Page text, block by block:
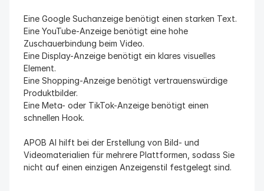
Eine Google Suchanzeige benötigt einen starken Text.
Eine YouTube-Anzeige benötigt eine hohe
Zuschauerbindung beim Video.
Eine Display-Anzeige benötigt ein klares visuelles
Element.
Eine Shopping-Anzeige benötigt vertrauenswürdige
Produktbilder.
Eine Meta- oder TikTok-Anzeige benötigt einen
schnellen Hook.
APOB AI hilft bei der Erstellung von Bild- und
Videomaterialien für mehrere Plattformen, sodass Sie
nicht auf einen einzigen Anzeigenstil festgelegt sind.